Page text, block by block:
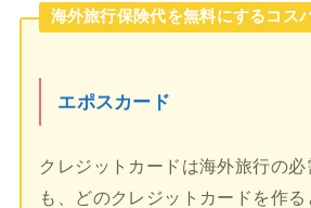
海外旅行保険代を無料にするコス
エポスカード
クレジットカードは海外旅行の必
も、どのクレジットカードを作